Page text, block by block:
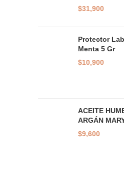
$31,900
Protector
Menta 5 Gr
$10,900
ACEITE
ARGÁN
$9,600